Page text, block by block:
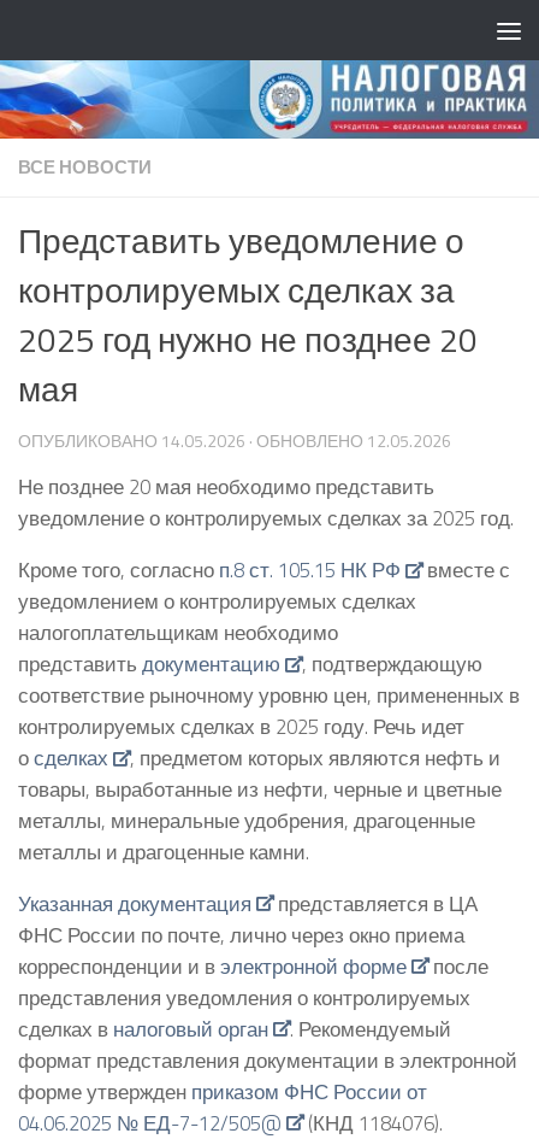
ВСЕ НОВОСТИ
Представить уведомление о
контролируемых сделках за
2025 год нужно не позднее 20
мая
ОПУБЛИКОВАНО 14.05.2026 · ОБНОВЛЕНО 12.05.2026
Не позднее 20 мая необходимо представить
уведомление о контролируемых сделках за 2025 год.
Кроме того, согласно п.8 ст. 105.15 НК РФ
вместе с
уведомлением о контролируемых сделках
налогоплательщикам необходимо
представить документацию
, подтверждающую
соответствие рыночному уровню цен, примененных в
контролируемых сделках в 2025 году. Речь идет
осделках
, предметом которых являются нефть и
товары, выработанные из нефти, черные и цветные
металлы, минеральные удобрения, драгоценные
металлы и драгоценные камни.
Указанная документация
представляется в ЦА
ФНС России по почте, лично через окно приема
корреспонденции и вэлектронной форме
после
представления уведомления о контролируемых
сделках в налоговый орган
. Рекомендуемый
формат представления документации в электронной
форме утвержден приказом ФНС России от
04.06.2025 № ЕД-7-12/505@
(КНД 1184076).